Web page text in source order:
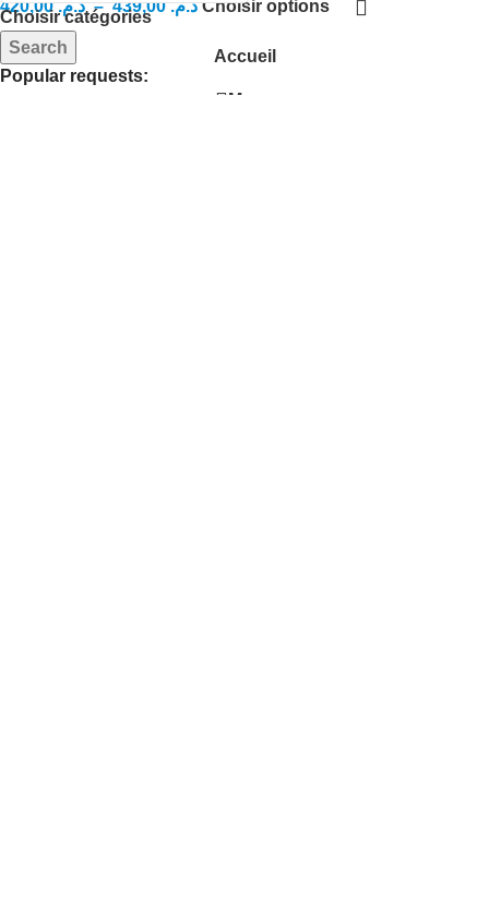
Choisir catégories
Search
Popular requests:
د.م.420,00 – د.م.439,00 Choisir options
Accueil
Menu